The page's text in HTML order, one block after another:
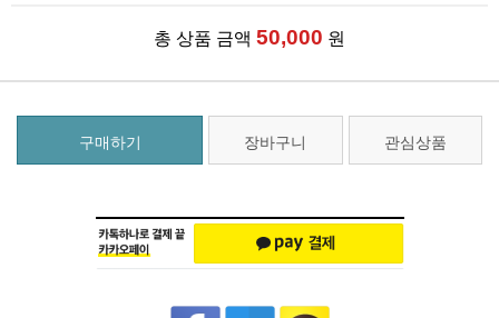
총 상품 금액 50,000 원
구매하기 장바구니 관심상품